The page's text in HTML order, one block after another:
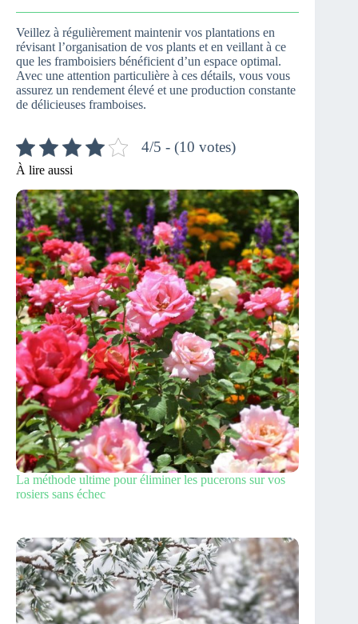
Veillez à régulièrement maintenir vos plantations en
révisant l’organisation de vos plants et en veillant à ce
que les framboisiers bénéficient d’un espace optimal.
Avec une attention particulière à ces détails, vous vous
assurez un rendement élevé et une production constante
de délicieuses framboises.
4/5 - (10 votes)
À lire aussi
La méthode ultime pour éliminer les pucerons sur vos
rosiers sans échec